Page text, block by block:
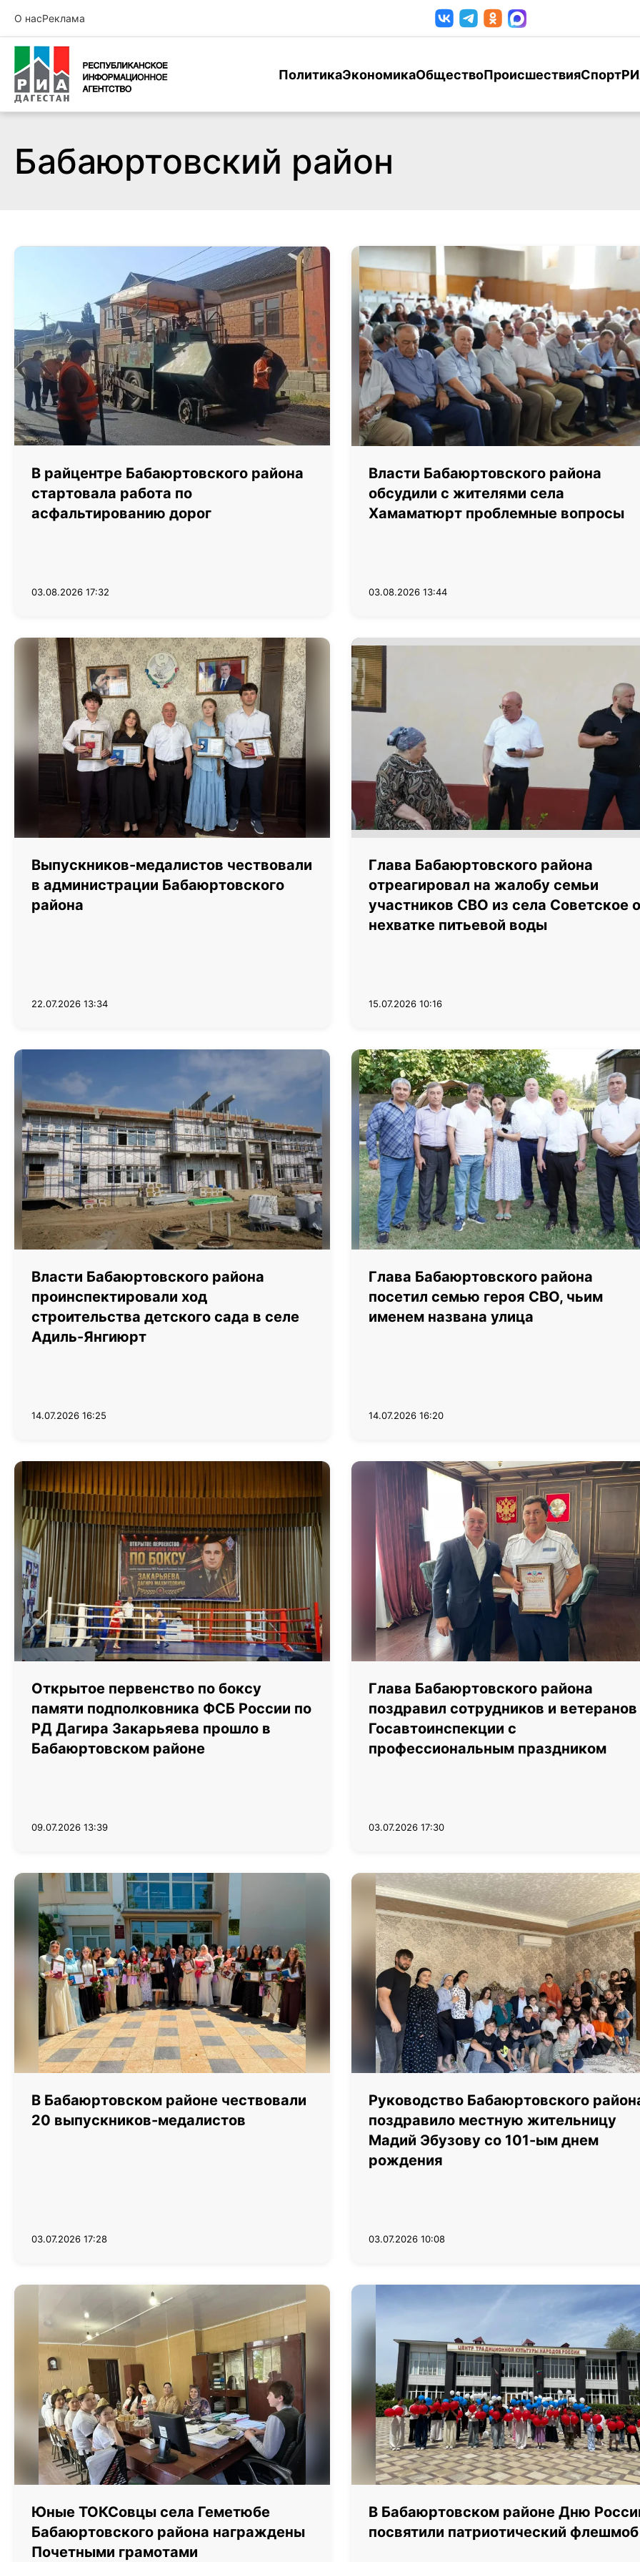
О насРеклама
ПолитикаЭкономикаОбществоПроисшествияСпорт
Бабаюртовский район
В райцентре Бабаюртовского района
стартовала работа по
асфальтированию дорог
03.08.2026 17:32
Власти Бабаюртовского района
обсудили с жителями села
Хамаматюрт проблемные вопросы
03.08.2026 13:44
Выпускников-медалистов чествовали
в администрации Бабаюртовского
района
22.07.2026 13:34
Глава Бабаюртовского района
отреагировал на жалобу семьи
участников СВО из села Советское о
нехватке питьевой воды
15.07.2026 10:16
Власти Бабаюртовского района
проинспектировали ход
строительства детского сада в селе
Адиль-Янгиюрт
14.07.2026 16:25
Глава Бабаюртовского района
посетил семью героя СВО, чьим
именем названа улица
14.07.2026 16:20
Открытое первенство по боксу
памяти подполковника ФСБ России по
РД Дагира Закарьяева прошло в
Бабаюртовском районе
09.07.2026 13:39
Глава Бабаюртовского района
поздравил сотрудников и ветеранов
Госавтоинспекции с
профессиональным праздником
03.07.2026 17:30
В Бабаюртовском районе чествовали
20 выпускников-медалистов
03.07.2026 17:28
Руководство Бабаюртовского
поздравило местную жительницу
Мадий Эбузову со 101-ым днем
рождения
03.07.2026 10:08
Юные ТОКСовцы села Геметюбе
Бабаюртовского района награждены
Почетными грамотами
В Бабаюртовском районе Дню
посвятили патриотический флешмоб